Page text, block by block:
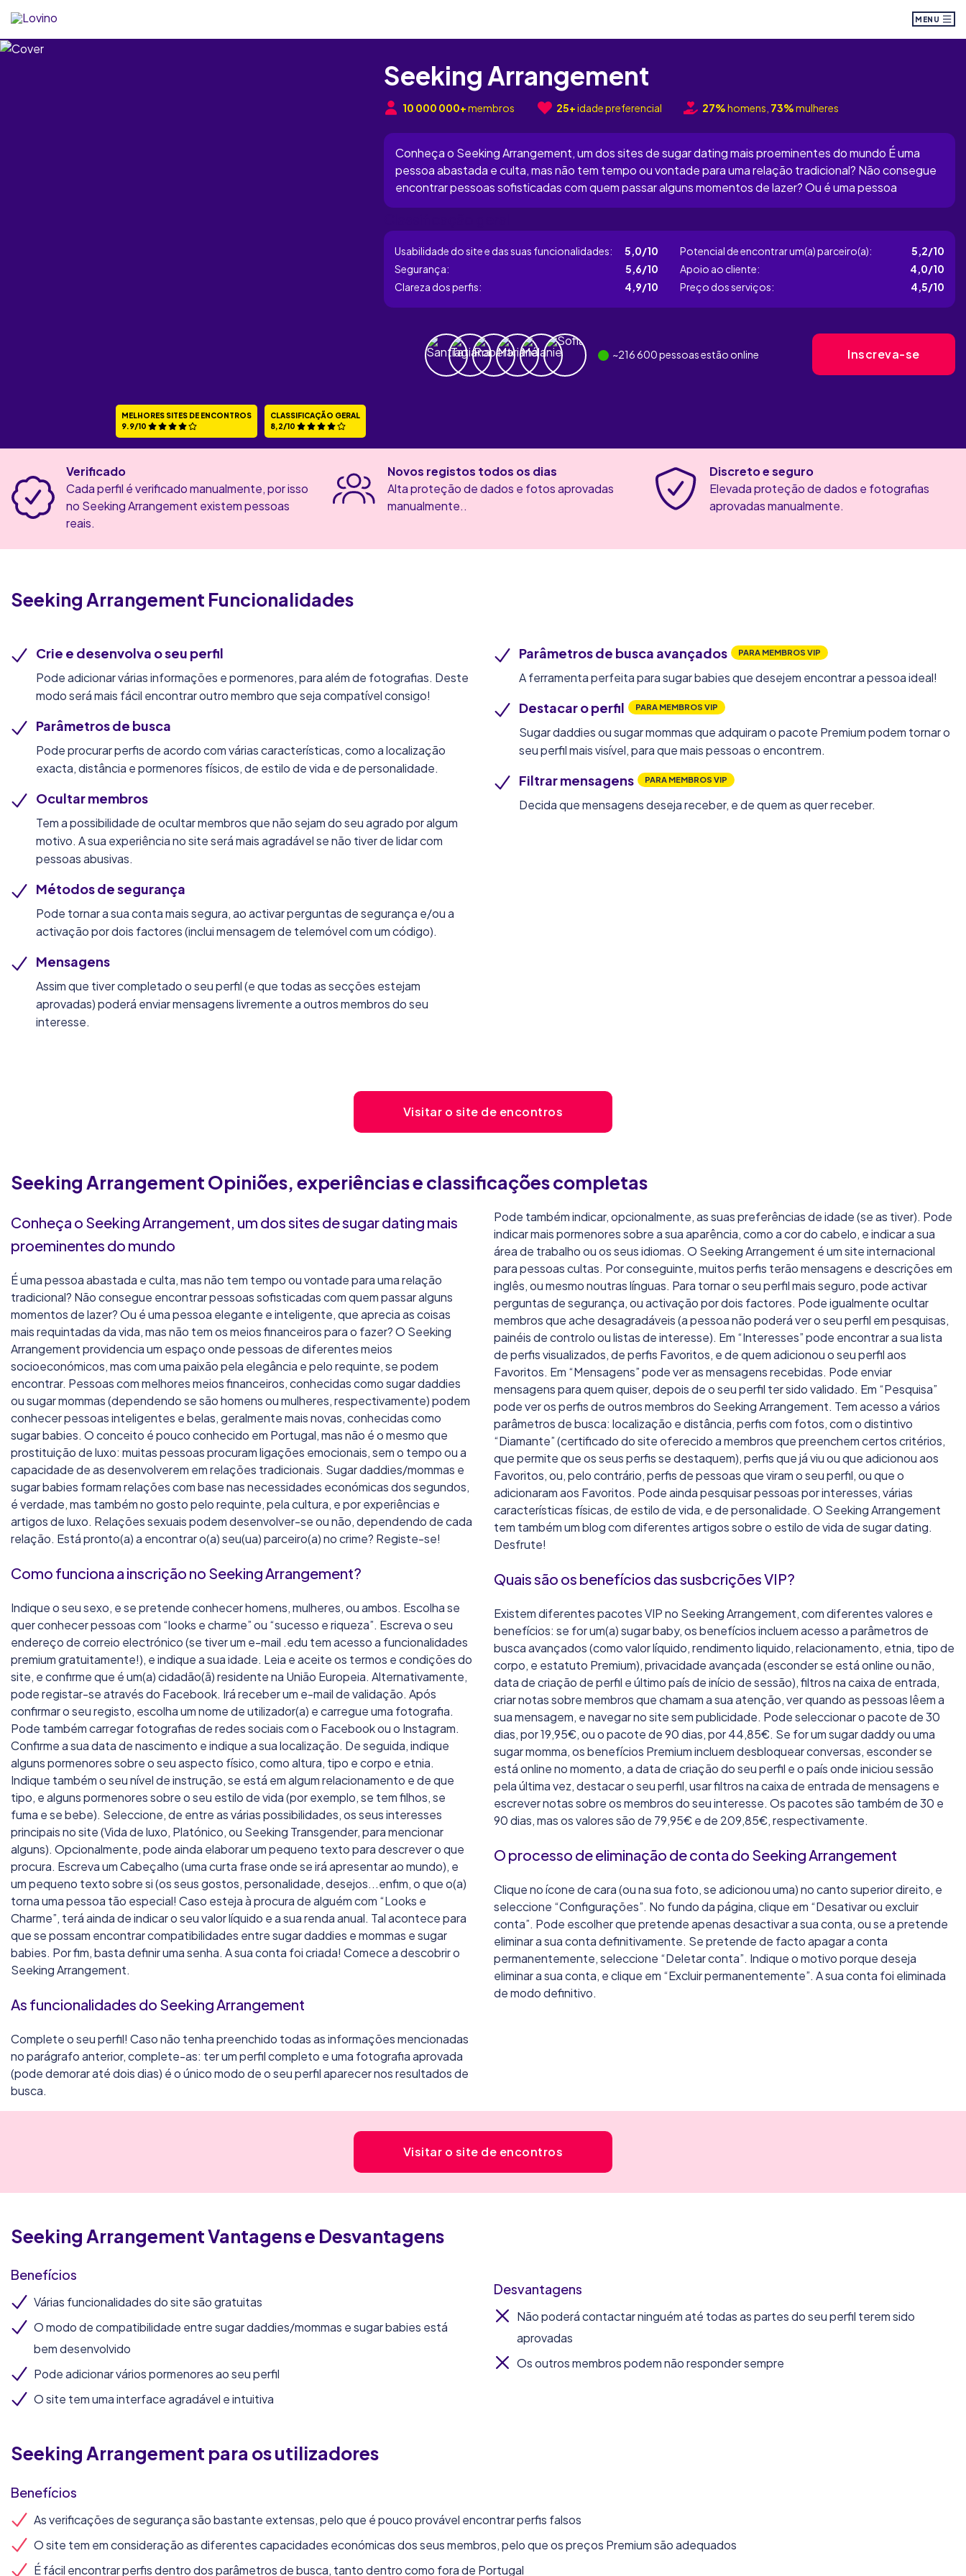
MENU
MELHORES SITES DE ENCONTROS
9.9/10
CLASSIFICAÇÃO GERAL
8,2/10
Seeking Arrangement
10 000 000+membros 25+idade preferencial 27%homens, 73%mulheres
Conheça o Seeking Arrangement, um dos sites de sugar dating mais proeminentes do mundo É uma
pessoa abastada e culta, mas não tem tempo ou vontade para uma relação tradicional? Não consegue
encontrar pessoas sofisticadas com quem passar alguns momentos de lazer? Ou é uma pessoa
elegante e inteligente, que aprecia as coisas mais requintadas da vida, mas não tem os meios
Usabilidade do site e das suas funcionalidades:
5,0/10
Segurança:
5,6/10
Clareza dos perfis:
4,9/10
Potencial de encontrar um(a) parceiro(a):
5,2/10
Apoio ao cliente:
4,0/10
Preço dos serviços:
4,5/10
~216 600pessoas estão online Inscreva-se
Verificado
Cada perfil é verificado manualmente, por isso
no Seeking Arrangement existem pessoas
reais.
Novos registos todos os dias
Alta proteção de dados e fotos aprovadas
manualmente..
Discreto e seguro
Elevada proteção de dados e fotografias
aprovadas manualmente.
Seeking Arrangement Funcionalidades
Crie e desenvolva o seu perfil
Pode adicionar várias informações e pormenores, para além de fotografias. Deste
modo será mais fácil encontrar outro membro que seja compatível consigo!
Parâmetros de busca
Pode procurar perfis de acordo com várias características, como a localização
exacta, distância e pormenores físicos, de estilo de vida e de personalidade.
Ocultar membros
Tem a possibilidade de ocultar membros que não sejam do seu agrado por algum
motivo. A sua experiência no site será mais agradável se não tiver de lidar com
pessoas abusivas.
Métodos de segurança
Pode tornar a sua conta mais segura, ao activar perguntas de segurança e/ou a
activação por dois factores (inclui mensagem de telemóvel com um código).
Mensagens
Assim que tiver completado o seu perfil (e que todas as secções estejam
aprovadas) poderá enviar mensagens livremente a outros membros do seu
interesse.
Parâmetros de busca avançados PARA MEMBROS VIP
A ferramenta perfeita para sugar babies que desejem encontrar a pessoa ideal!
Destacar o perfil PARA MEMBROS VIP
Sugar daddies ou sugar mommas que adquiram o pacote Premium podem tornar o
seu perfil mais visível, para que mais pessoas o encontrem.
Filtrar mensagens PARA MEMBROS VIP
Decida que mensagens deseja receber, e de quem as quer receber.
Visitar o site de encontros
Seeking ArrangementOpiniões, experiências e classificações completas
Conheça o Seeking Arrangement, um dos sites de sugar dating mais
proeminentes do mundo
É uma pessoa abastada e culta, mas não tem tempo ou vontade para uma relação
tradicional? Não consegue encontrar pessoas sofisticadas com quem passar alguns
momentos de lazer? Ou é uma pessoa elegante e inteligente, que aprecia as coisas
mais requintadas da vida, mas não tem os meios financeiros para o fazer? O Seeking
Arrangement providencia um espaço onde pessoas de diferentes meios
socioeconómicos, mas com uma paixão pela elegância e pelo requinte, se podem
encontrar. Pessoas com melhores meios financeiros, conhecidas como sugar daddies
ou sugar mommas (dependendo se são homens ou mulheres, respectivamente) podem
conhecer pessoas inteligentes e belas, geralmente mais novas, conhecidas como
sugar babies. O conceito é pouco conhecido em Portugal, mas não é o mesmo que
prostituição de luxo: muitas pessoas procuram ligações emocionais, sem o tempo ou a
capacidade de as desenvolverem em relações tradicionais. Sugar daddies/mommas e
sugar babies formam relações com base nas necessidades económicas dos segundos,
é verdade, mas também no gosto pelo requinte, pela cultura, e por experiências e
artigos de luxo. Relações sexuais podem desenvolver-se ou não, dependendo de cada
relação. Está pronto(a) a encontrar o(a) seu(ua) parceiro(a) no crime? Registe-se!
Como funciona a inscrição no Seeking Arrangement?
Indique o seu sexo, e se pretende conhecer homens, mulheres, ou ambos. Escolha se
quer conhecer pessoas com “looks e charme” ou “sucesso e riqueza”. Escreva o seu
endereço de correio electrónico (se tiver um e-mail .edu tem acesso a funcionalidades
premium gratuitamente!), e indique a sua idade. Leia e aceite os termos e condições do
site, e confirme que é um(a) cidadão(ã) residente na União Europeia. Alternativamente,
pode registar-se através do Facebook. Irá receber um e-mail de validação. Após
confirmar o seu registo, escolha um nome de utilizador(a) e carregue uma fotografia.
Pode também carregar fotografias de redes sociais com o Facebook ou o Instagram.
Confirme a sua data de nascimento e indique a sua localização. De seguida, indique
alguns pormenores sobre o seu aspecto físico, como altura, tipo e corpo e etnia.
Indique também o seu nível de instrução, se está em algum relacionamento e de que
tipo, e alguns pormenores sobre o seu estilo de vida (por exemplo, se tem filhos, se
fuma e se bebe). Seleccione, de entre as várias possibilidades, os seus interesses
principais no site (Vida de luxo, Platónico, ou Seeking Transgender, para mencionar
alguns). Opcionalmente, pode ainda elaborar um pequeno texto para descrever o que
procura. Escreva um Cabeçalho (uma curta frase onde se irá apresentar ao mundo), e
um pequeno texto sobre si (os seus gostos, personalidade, desejos...enfim, o que o(a)
torna uma pessoa tão especial! Caso esteja à procura de alguém com “Looks e
Charme”, terá ainda de indicar o seu valor líquido e a sua renda anual. Tal acontece para
que se possam encontrar compatibilidades entre sugar daddies e mommas e sugar
babies. Por fim, basta definir uma senha. A sua conta foi criada! Comece a descobrir o
Seeking Arrangement.
As funcionalidades do Seeking Arrangement
Complete o seu perfil! Caso não tenha preenchido todas as informações mencionadas
no parágrafo anterior, complete-as: ter um perfil completo e uma fotografia aprovada
(pode demorar até dois dias) é o único modo de o seu perfil aparecer nos resultados de
busca.
Pode também indicar, opcionalmente, as suas preferências de idade (se as tiver). Pode
indicar mais pormenores sobre a sua aparência, como a cor do cabelo, e indicar a sua
área de trabalho ou os seus idiomas. O Seeking Arrangement é um site internacional
para pessoas cultas. Por conseguinte, muitos perfis terão mensagens e descrições em
inglês, ou mesmo noutras línguas. Para tornar o seu perfil mais seguro, pode activar
perguntas de segurança, ou activação por dois factores. Pode igualmente ocultar
membros que ache desagradáveis (a pessoa não poderá ver o seu perfil em pesquisas,
painéis de controlo ou listas de interesse). Em “Interesses” pode encontrar a sua lista
de perfis visualizados, de perfis Favoritos, e de quem adicionou o seu perfil aos
Favoritos. Em “Mensagens” pode ver as mensagens recebidas. Pode enviar
mensagens para quem quiser, depois de o seu perfil ter sido validado. Em “Pesquisa”
pode ver os perfis de outros membros do Seeking Arrangement. Tem acesso a vários
parâmetros de busca: localização e distância, perfis com fotos, com o distintivo
“Diamante” (certificado do site oferecido a membros que preenchem certos critérios,
que permite que os seus perfis se destaquem), perfis que já viu ou que adicionou aos
Favoritos, ou, pelo contrário, perfis de pessoas que viram o seu perfil, ou que o
adicionaram aos Favoritos. Pode ainda pesquisar pessoas por interesses, várias
características físicas, de estilo de vida, e de personalidade. O Seeking Arrangement
tem também um blog com diferentes artigos sobre o estilo de vida de sugar dating.
Desfrute!
Quais são os benefícios das susbcrições VIP?
Existem diferentes pacotes VIP no Seeking Arrangement, com diferentes valores e
benefícios: se for um(a) sugar baby, os benefícios incluem acesso a parâmetros de
busca avançados (como valor líquido, rendimento liquido, relacionamento, etnia, tipo de
corpo, e estatuto Premium), privacidade avançada (esconder se está online ou não,
data de criação de perfil e último país de início de sessão), filtros na caixa de entrada,
criar notas sobre membros que chamam a sua atenção, ver quando as pessoas lêem a
sua mensagem, e navegar no site sem publicidade. Pode seleccionar o pacote de 30
dias, por 19,95€, ou o pacote de 90 dias, por 44,85€. Se for um sugar daddy ou uma
sugar momma, os benefícios Premium incluem desbloquear conversas, esconder se
está online no momento, a data de criação do seu perfil e o país onde iniciou sessão
pela última vez, destacar o seu perfil, usar filtros na caixa de entrada de mensagens e
escrever notas sobre os membros do seu interesse. Os pacotes são também de 30 e
90 dias, mas os valores são de 79,95€ e de 209,85€, respectivamente.
O processo de eliminação de conta do Seeking Arrangement
Clique no ícone de cara (ou na sua foto, se adicionou uma) no canto superior direito, e
seleccione “Configurações”. No fundo da página, clique em “Desativar ou excluir
conta”. Pode escolher que pretende apenas desactivar a sua conta, ou se a pretende
eliminar a sua conta definitivamente. Se pretende de facto apagar a conta
permanentemente, seleccione “Deletar conta”. Indique o motivo porque deseja
eliminar a sua conta, e clique em “Excluir permanentemente”. A sua conta foi eliminada
de modo definitivo.
Visitar o site de encontros
Seeking ArrangementVantagens e Desvantagens
Benefícios
Várias funcionalidades do site são gratuitas
O modo de compatibilidade entre sugar daddies/mommas e sugar babies está
bem desenvolvido
Pode adicionar vários pormenores ao seu perfil
O site tem uma interface agradável e intuitiva
Desvantagens
Não poderá contactar ninguém até todas as partes do seu perfil terem sido
aprovadas
Os outros membros podem não responder sempre
Seeking Arrangement para os utilizadores
Benefícios
As verificações de segurança são bastante extensas, pelo que é pouco provável encontrar perfis falsos
O site tem em consideração as diferentes capacidades económicas dos seus membros, pelo que os preços Premium são adequados
É fácil encontrar perfis dentro dos parâmetros de busca, tanto dentro como fora de Portugal